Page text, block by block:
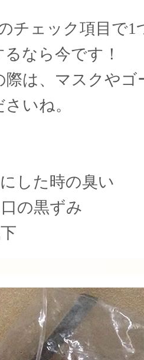
チェック項目で
なら今です！
際は、マスクや
いね。
した時の臭い
の黒ずみ